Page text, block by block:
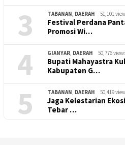
3 TABANAN DAERAH 51,101
Festival Perdana
Promosi Wi…
4 GIANYAR DAERAH 50,776
Bupati Mahayastra
Kabupaten G…
5 TABANAN DAERAH 50,419
Jaga Kelestarian
Tebar …